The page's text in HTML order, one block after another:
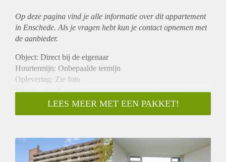
Op deze pagina vind je alle informatie over ditappartement
in Enschede. Als je vragen hebt kun je contact opnemen met
de aanbieder.
Object: Direct bij de eigenaar
Huurtermijn: Onbepaalde termijn
Oplevering: Zie foto
Inkomen eis: Nee
Garantiestelling mogelijk: Nee
Borg: 1 Maand
Huisdieren toegestaan: Afhankelijk van de Eigenaar
Huurtoeslag grens: Ja
LEES MEER MET EEN PAKKET!